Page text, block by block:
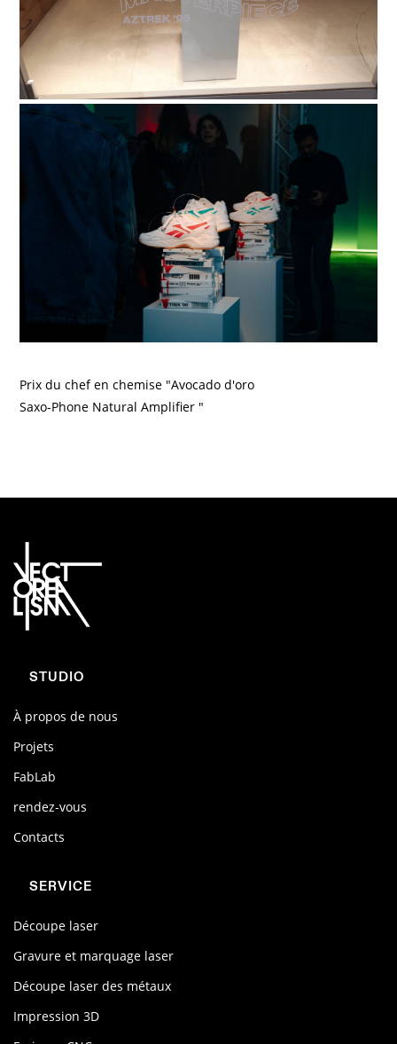
Prix du chef en chemise "Avocado d'oro
Saxo-Phone Natural Amplifier "
STUDIO
À propos de nous
Projets
FabLab
rendez-vous
Contacts
SERVICE
Découpe laser
Gravure et marquage laser
Découpe laser des métaux
Impression 3D